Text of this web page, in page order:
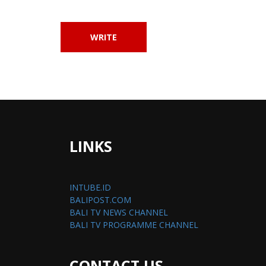
LINKS
INTUBE.ID
BALIPOST.COM
BALI TV NEWS CHANNEL
BALI TV PROGRAMME CHANNEL